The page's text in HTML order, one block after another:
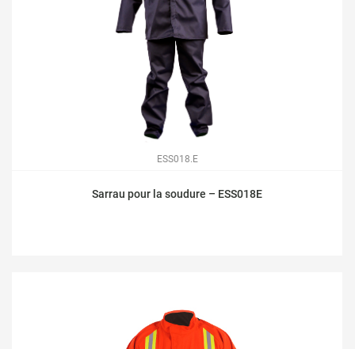
ESS018.E
Sarrau pour la soudure – ESS018E